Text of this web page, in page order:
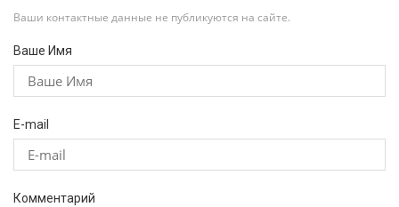
Ваши контактные данные не публикуются на сайте.
Ваше Имя
E-mail
Комментарий